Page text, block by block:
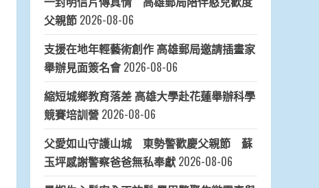
近期文章
清水長青學苑期中成果展登場 書法粉彩展
現樂齡學習活力2026-08-06